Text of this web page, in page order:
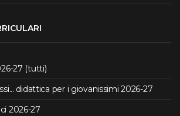
27 (tutti)
didattica per i giovanissimi 2026-27
2026-27